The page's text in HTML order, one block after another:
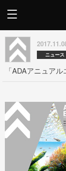
ニュース
「ADAアニュア